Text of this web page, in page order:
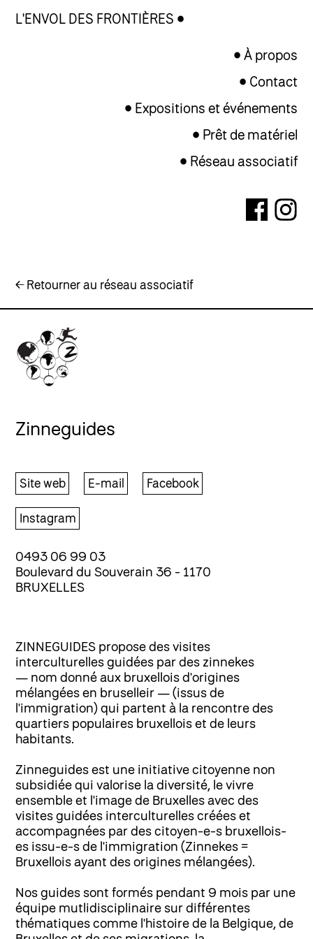
L'ENVOL DES FRONTIÈRES
À propos
Contact
Expositions et événements
Prêt de matériel
Réseau associatif
← Retourner au réseau associatif
Zinneguides
Site web E-mail Facebook
Instagram
0493 06 99 03
Boulevard du Souverain 36 - 1170
BRUXELLES
ZINNEGUIDES propose des visites
interculturelles guidées par des zinnekes
— nom donné aux bruxellois d'origines
mélangées en bruselleir — (issus de
l'immigration) qui partent à la rencontre des
quartiers populaires bruxellois et de leurs
habitants.
Zinneguides est une initiative citoyenne non
subsidiée qui valorise la diversité, le vivre
ensemble et l'image de Bruxelles avec des
visites guidées interculturelles créées et
accompagnées par des citoyen-e-s bruxellois-
es issu-e-s de l'immigration (Zinnekes =
Bruxellois ayant des origines mélangées).
Nos guides sont formés pendant 9 mois par une
équipe mutlidisciplinaire sur différentes
thématiques comme l'histoire de la Belgique, de